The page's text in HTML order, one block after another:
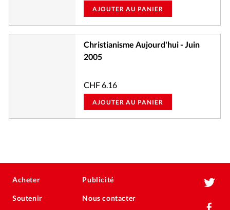
AJOUTER AU PANIER
Christianisme Aujourd'hui - Juin
2005
CHF6.16
AJOUTER AU PANIER
Acheter
Soutenir
Publicité
Nous contacter